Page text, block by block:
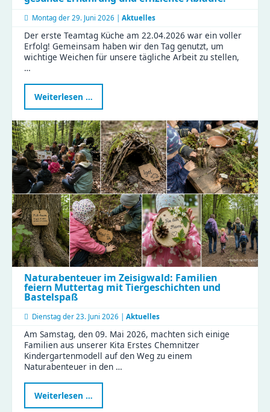
Montag der 29. Juni 2026 | Aktuelles
Der erste Teamtag Küche am 22.04.2026 war ein voller
Erfolg! Gemeinsam haben wir den Tag genutzt, um
wichtige Weichen für unsere tägliche Arbeit zu stellen,
…
Weiterlesen …
Teamtag
Küche:
Gemeinsam
für
gesunde
Ernährung
und
effiziente
Abläufe!
Naturabenteuer im Zeisigwald: Familien
feiern Muttertag mit Tiergeschichten und
Bastelspaß
Dienstag der 23. Juni 2026 | Aktuelles
Am Samstag, den 09. Mai 2026, machten sich einige
Familien aus unserer Kita Erstes Chemnitzer
Kindergartenmodell auf den Weg zu einem
Naturabenteuer in den …
Weiterlesen …
im